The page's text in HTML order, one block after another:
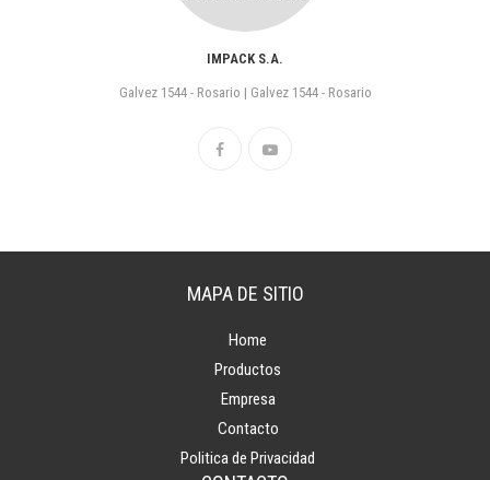
IMPACK S.A.
Galvez 1544 - Rosario | Galvez 1544 - Rosario
MAPA DE SITIO
Home
Productos
Empresa
Contacto
Politica de Privacidad